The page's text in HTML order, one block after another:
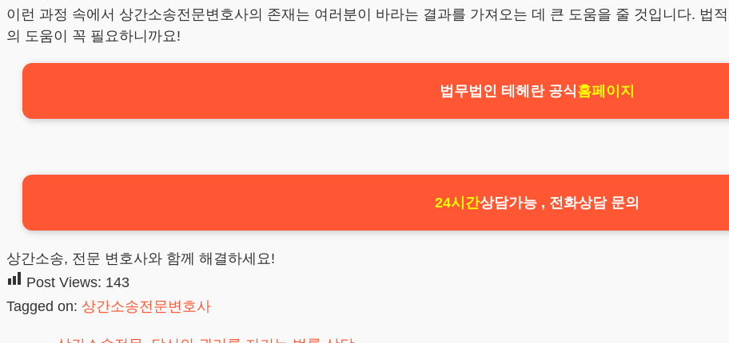
이런 과정 속에서 상간소송전문변호사의 존재는 여러분이 바라는 결과를 가져오는 데 큰 도움을 줄 것입니다. 법
의 도움이 꼭 필요하니까요!
법무법인 테헤란 공식홈페이지
24시간상담가능 , 전화상담 문의
상간소송, 전문 변호사와 함께 해결하세요!
Post Views: 143
Tagged on: 상간소송전문변호사